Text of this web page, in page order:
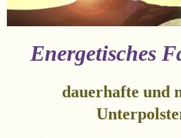
Energetisches
dauerhafte und